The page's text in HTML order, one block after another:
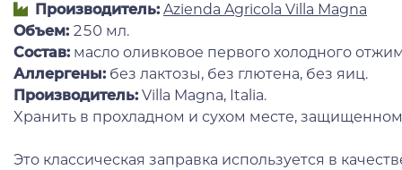
Производитель: Azienda Agricola Villa Magna
Объем: 250 мл.
Состав: масло оливковое первого холодного
Аллергены: без лактозы, без глютена, без яиц.
Производитель: Villa Magna, Italia.
Xранить в прохладном и сухом месте, защищенном
Это классическая заправка используется в